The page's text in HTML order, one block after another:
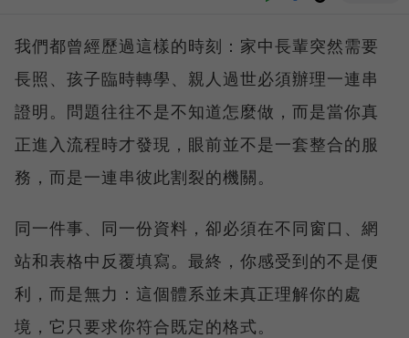
我們都曾經歷過這樣的時刻：家中長輩突然需要
長照、孩子臨時轉學、親人過世必須辦理一連串
證明。問題往往不是不知道怎麼做，而是當你真
正進入流程時才發現，眼前並不是一套整合的服
務，而是一連串彼此割裂的機關。
同一件事、同一份資料，卻必須在不同窗口、網
站和表格中反覆填寫。最終，你感受到的不是便
利，而是無力：這個體系並未真正理解你的處
境，它只要求你符合既定的格式。